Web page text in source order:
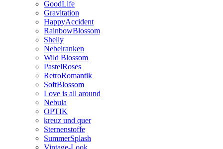
GoodLife
Gravitation
HappyAccident
RainbowBlossom
Shelly
Nebelranken
Wild Blossom
PastelRoses
RetroRomantik
SoftBlossom
Love is all around
Nebula
OPTIK
kreuz und quer
Sternenstoffe
SummerSplash
Vintage-Look